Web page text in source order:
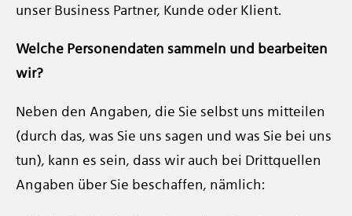
unser Business Partner, Kunde oder Klient.
Welche Personendaten sammeln und bearbeiten
wir?
Neben den Angaben, die Sie selbst uns mitteilen
(durch das, was Sie uns sagen und was Sie bei uns
tun), kann es sein, dass wir auch bei Drittquellen
Angaben über Sie beschaffen, nämlich: